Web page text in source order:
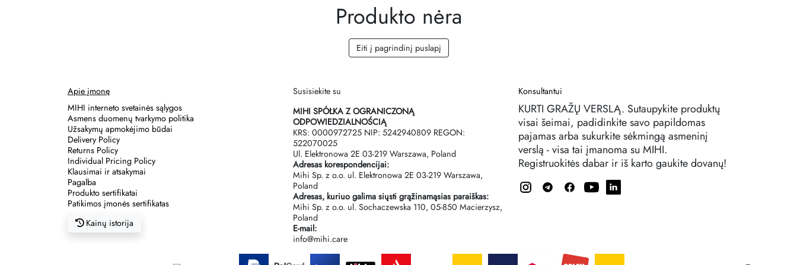
Produkto nėra
Eiti į pagrindinį puslapį
Apie įmonę
MIHI interneto svetainės sąlygos
Asmens duomenų tvarkymo politika
Užsakymų apmokėjimo būdai
Delivery Policy
Returns Policy
Individual Pricing Policy
Klausimai ir atsakymai
Pagalba
Produkto sertifikatai
Patikimos įmonės sertifikatas
Kainų istorija
Susisiekite su
MIHI SPÓŁKA Z OGRANICZONĄ
ODPOWIEDZIALNOŚCIĄ
KRS: 0000972725 NIP: 5242940809 REGON:
522070025
Ul. Elektronowa 2Е 03-219 Warszawa, Poland
Adresas korespondencijai:
Mihi Sp. z o.o. ul. Elektronowa 2Е 03-219 Warszawa,
Poland
Adresas, kuriuo galima siųsti grąžinamąsias paraiškas:
Mihi Sp. z o.o. ul. Sochaczewska 110, 05-850 Macierzysz,
Poland
E-mail:
info@mihi.care
Konsultantui
KURTI GRAŽŲ VERSLĄ. Sutaupykite produktų
visai šeimai, padidinkite savo papildomas
pajamas arba sukurkite sėkmingą asmeninį
verslą - visa tai įmanoma su MIHI.
Registruokitės dabar ir iš karto gaukite dovanų!